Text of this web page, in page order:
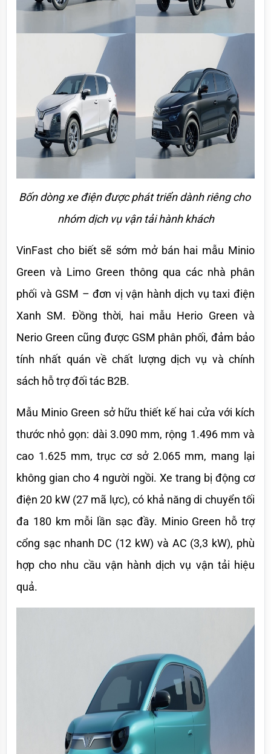
Bốn dòng xe điện được phát triển dành riêng cho
nhóm dịch vụ vận tải hành khách
VinFast cho biết sẽ sớm mở bán hai mẫu Minio
Green và Limo Green thông qua các nhà phân
phối và GSM – đơn vị vận hành dịch vụ taxi điện
Xanh SM. Đồng thời, hai mẫu Herio Green và
Nerio Green cũng được GSM phân phối, đảm bảo
tính nhất quán về chất lượng dịch vụ và chính
sách hỗ trợ đối tác B2B.
Mẫu Minio Green sở hữu thiết kế hai cửa với kích
thước nhỏ gọn: dài 3.090 mm, rộng 1.496 mm và
cao 1.625 mm, trục cơ sở 2.065 mm, mang lại
không gian cho 4 người ngồi. Xe trang bị động cơ
điện 20 kW (27 mã lực), có khả năng di chuyển tối
đa 180 km mỗi lần sạc đầy. Minio Green hỗ trợ
cổng sạc nhanh DC (12 kW) và AC (3,3 kW), phù
hợp cho nhu cầu vận hành dịch vụ vận tải hiệu
quả.